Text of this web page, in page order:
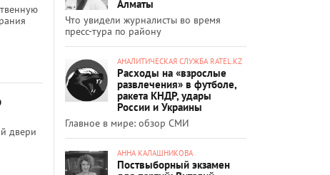
двери
Алматы
Что увидели журналисты во время
пресс-тура по району
АНАЛИТИЧЕСКАЯ СЛУЖБА RATEL.KZ
Расходы на «взрослые
развлечения» в футболе,
ракета КНДР, удары
России и Украины
Главное в мире: обзор СМИ
АННА КАЛАШНИКОВА
Поствыборный экзамен